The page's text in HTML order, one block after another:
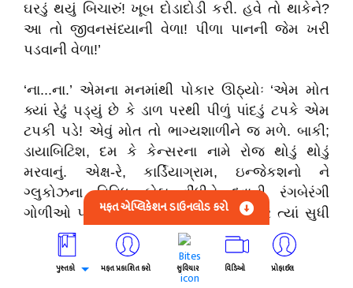
ઘરડું થયું બિચારું! ખૂબ દોડાદોડી કરી. હવે તો થાકેને?
આ તો જીવનસંધ્યાની વેળા! પીળા પાનની જેમ ખરી
પડવાની વેળા!’
‘ના...ના.’ એમના મનમાંથી પોકાર ઊઠ્‌યોઃ ‘એમ મોત
ક્યાં રેઢું પડ્યું છે કે ડાળ પરથી પીળું પાંદડું ટપકે એમ
ટપકી પડે! એવું મોત તો ભાગ્યશાળીને જ મળે. બાકી;
ડાયાબિટિશ, દમ કે કેન્સરના નામે રોજ થોડું થોડું
મરવાનું. એક્ષ-રે, કાર્ડિયાગ્રામ, ઇન્જેકશનો ને
ગ્લુકોઝના વિવિધ કોઠા વીંધીને દવાની રંગબેરંગી
ગોળીઓ પર પગલાં મૂકતું મૂકતું મોત પધારે ત્યાં સુધી
પીડા ભોગવતાં ભોગવતાં એની રાહ જોયા કરવાની!’
‘રસ્તો આજે લાંબો થતો જાય છે! સાલો આજે મારી
મફત એપ્લિકેશન ડાઉનલોડ કરો
પુસ્તકો મફત પ્રકાશિત કરો સુવિચાર વિડિઓ પ્રોફાઈલ